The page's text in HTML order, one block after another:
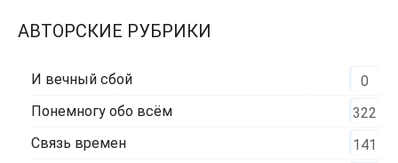
АВТОРСКИЕ РУБРИКИ
И вечный сбой
0
Понемногу обо всём
322
Связь времен
141